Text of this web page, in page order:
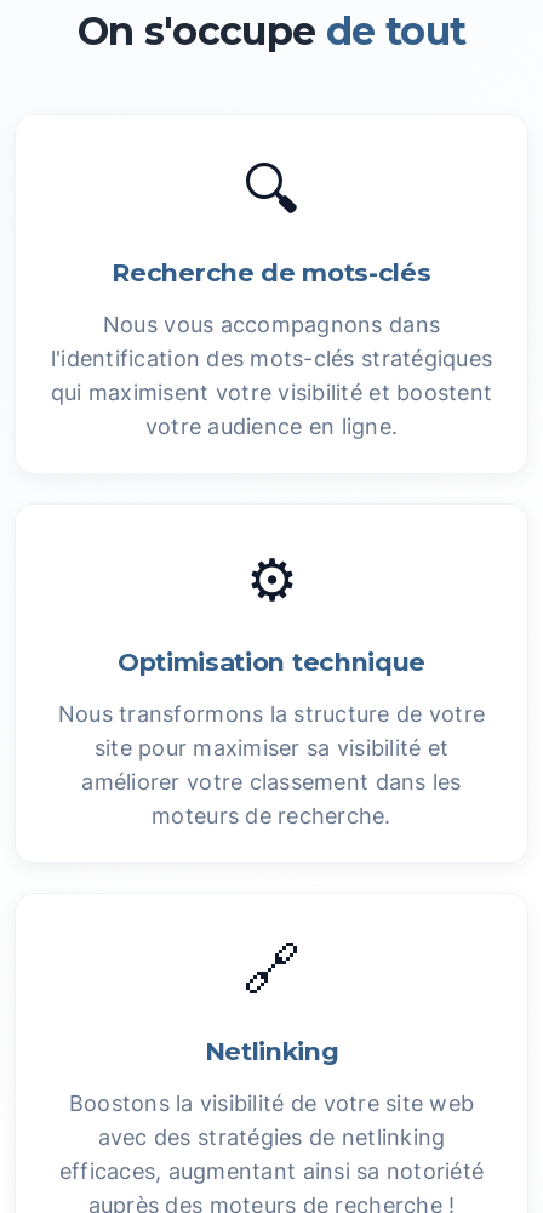
On s'occupe de tout
🔍
Recherche de mots-clés
Nous vous accompagnons dans
l'identification des mots-clés stratégiques
qui maximisent votre visibilité et boostent
votre audience en ligne.
⚙️
Optimisation technique
Nous transformons la structure de votre
site pour maximiser sa visibilité et
améliorer votre classement dans les
moteurs de recherche.
🔗
Netlinking
Boostons la visibilité de votre site web
avec des stratégies de netlinking
efficaces, augmentant ainsi sa notoriété
auprès des moteurs de recherche !